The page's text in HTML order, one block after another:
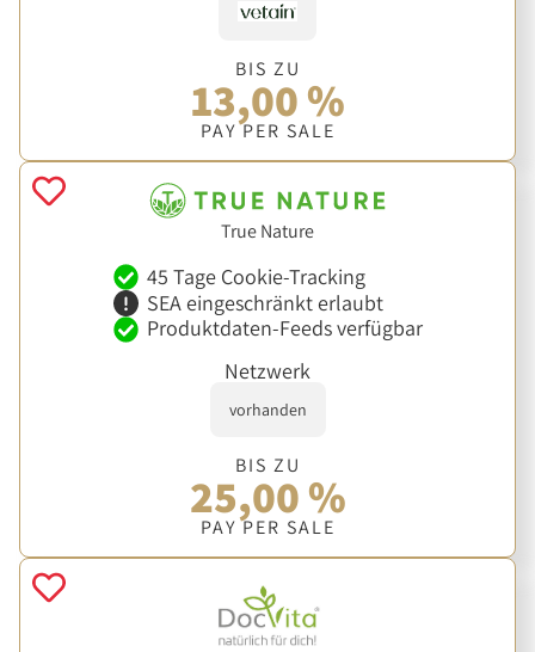
BIS ZU
13,00 %
PAY PER SALE
True Nature
45 Tage Cookie-Tracking
SEA eingeschränkt erlaubt
Produktdaten-Feeds verfügbar
Netzwerk
vorhanden
BIS ZU
25,00 %
PAY PER SALE